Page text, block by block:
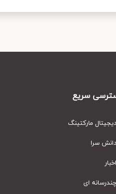
سریع
مارکتینگ
سرا
ای